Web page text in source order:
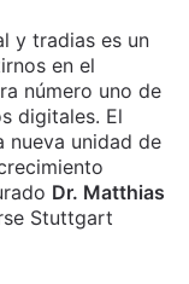
y tradias es un
en el
número uno de
digitales. El
nueva unidad de
Dr. Matthias
Stuttgart